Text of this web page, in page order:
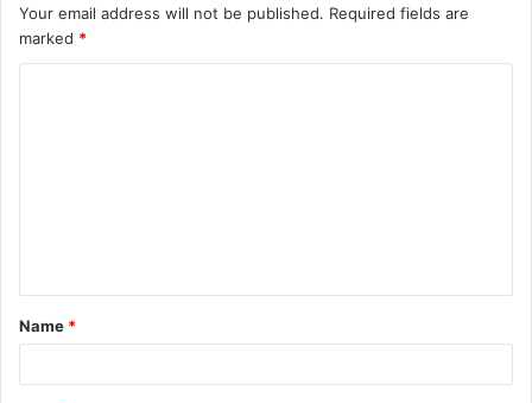
Your email address will not be published. Required fields are
marked *
Name *